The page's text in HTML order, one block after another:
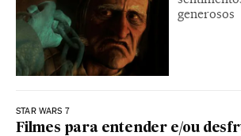
generosos
STAR WARS 7
Filmes para entender e/ou